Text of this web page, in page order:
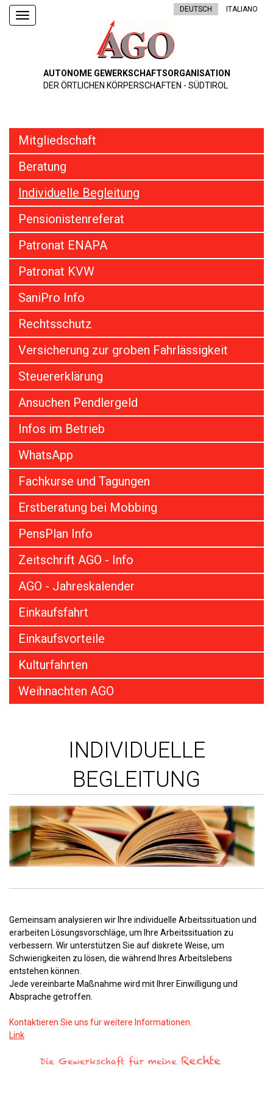
Toggle
DEUTSCH ITALIANO
AUTONOME GEWERKSCHAFTSORGANISATION
DER ÖRTLICHEN KÖRPERSCHAFTEN - SÜDTIROL
Mitgliedschaft
Beratung
Individuelle Begleitung
Pensionistenreferat
Patronat ENAPA
Patronat KVW
SaniPro Info
Rechtsschutz
Versicherung zur groben Fahrlässigkeit
Steuererklärung
Ansuchen Pendlergeld
Infos im Betrieb
WhatsApp
Fachkurse und Tagungen
Erstberatung bei Mobbing
PensPlan Info
Zeitschrift AGO - Info
AGO - Jahreskalender
Einkaufsfahrt
Einkaufsvorteile
Kulturfahrten
Weihnachten AGO
INDIVIDUELLE
BEGLEITUNG
Gemeinsam analysieren wir Ihre individuelle Arbeitssituation und
erarbeiten Lösungsvorschläge, um Ihre Arbeitssituation zu
verbessern. Wir unterstützen Sie auf diskrete Weise, um
Schwierigkeiten zu lösen, die während Ihres Arbeitslebens
entstehen können.
Jede vereinbarte Maßnahme wird mit Ihrer Einwilligung und
Absprache getroffen.
Kontaktieren Sie uns für weitere Informationen.
Link